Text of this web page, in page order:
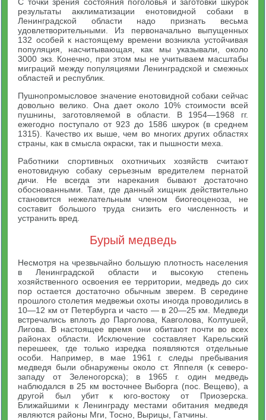
результаты акклиматизации енотовидной собаки в
Ленинградской области надо признать весьма
удовлетворительными. Из первоначально выпущенных
132 особей к настоящему времени возникла устойчивая
популяция, насчитывающая, как мы указывали, около
3000 экз. Конечно, при этом мы не учитываем масштабы
миграций между популяциями Ленинградской и смежных
областей и республик.
Пушнопромысловое значение енотовидной собаки сейчас
довольно велико. Она дает около 10% стоимости всей
пушнины, заготовляемой в области. В 1954—1968 гг.
ежегодно поступало от 923 до 1586 шкурок (в среднем
1315). Качество их выше, чем во многих других областях
страны, как в смысла окраски, так и пышности меха.
Работники спортивных охотничьих хозяйств считают
енотовидную собаку серьезным вредителем пернатой
дичи. Не всегда эти нарекания бывают достаточно
обоснованными. Там, где данный хищник действительно
становится нежелательным членом биогеоценоза, не
составит большого труда снизить его численность и
устранить вред.
Бурый медведь
Несмотря на чрезвычайно большую плотность населения
в Ленинградской области и высокую степень
хозяйственного освоения ее территории, медведь до сих
пор остается достаточно обычным зверем. В середине
прошлого столетия медвежьи охоты иногда проводились в
10—12 км от Петербурга и часто — в 20—25 км. Медведи
встречались вплоть до Парголова, Кавголова, Колтушей,
Лигова. В настоящее время они обитают почти во всех
районах области. Исключение составляет Карельский
перешеек, где только изредка появляются отдельные
особи. Например, в мае 1961 г. следы пребывания
медведя были обнаружены около ст. Яппеля (к северо-
западу от Зеленогорска); в 1965 г. один медведь
наблюдался в 25 км восточнее Выборга (пос. Вещево), а
другой был убит к юго-востоку от Приозерска.
Ближайшими к Ленинграду местами обитания медведя
являются районы Мги, Тосно, Вырицы, Гатчины.